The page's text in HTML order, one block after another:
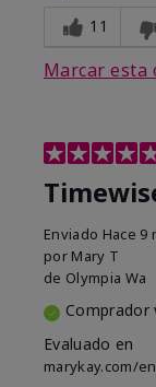
11
Marcar esta
Enviado Hace 9
por Mary T
de Olympia Wa
Comprador
Evaluado en
marykay.com/